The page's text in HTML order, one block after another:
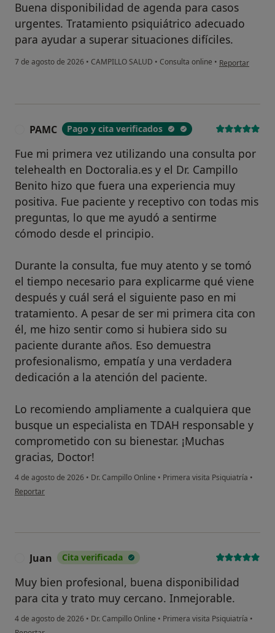
Buena disponibilidad de agenda para casos
urgentes. Tratamiento psiquiátrico adecuado
para ayudar a superar situaciones difíciles.
7 de agosto de 2026 • CAMPILLO SALUD • Consulta online • en opinión del
Reportar
PAMC Pago y cita verificados
Fue mi primera vez utilizando una consulta por
telehealth en Doctoralia.es y el Dr. Campillo
Benito hizo que fuera una experiencia muy
positiva. Fue paciente y receptivo con todas mis
preguntas, lo que me ayudó a sentirme
cómodo desde el principio.
Durante la consulta, fue muy atento y se tomó
el tiempo necesario para explicarme qué viene
después y cuál será el siguiente paso en mi
tratamiento. A pesar de ser mi primera cita con
él, me hizo sentir como si hubiera sido su
paciente durante años. Eso demuestra
profesionalismo, empatía y una verdadera
dedicación a la atención del paciente.
Lo recomiendo ampliamente a cualquiera que
busque un especialista en TDAH responsable y
comprometido con su bienestar. ¡Muchas
gracias, Doctor!
4 de agosto de 2026 • Dr. Campillo Online • Primera visita Psiquiatría •
en opinión del usuario PAMC
Reportar
Juan Cita verificada
Muy bien profesional, buena disponibilidad
para cita y trato muy cercano. Inmejorable.
4 de agosto de 2026 • Dr. Campillo Online • Primera visita Psiquiatría •
en opinión del usuario Juan